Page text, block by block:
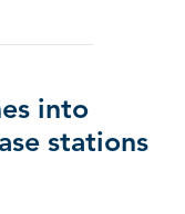
into
stations